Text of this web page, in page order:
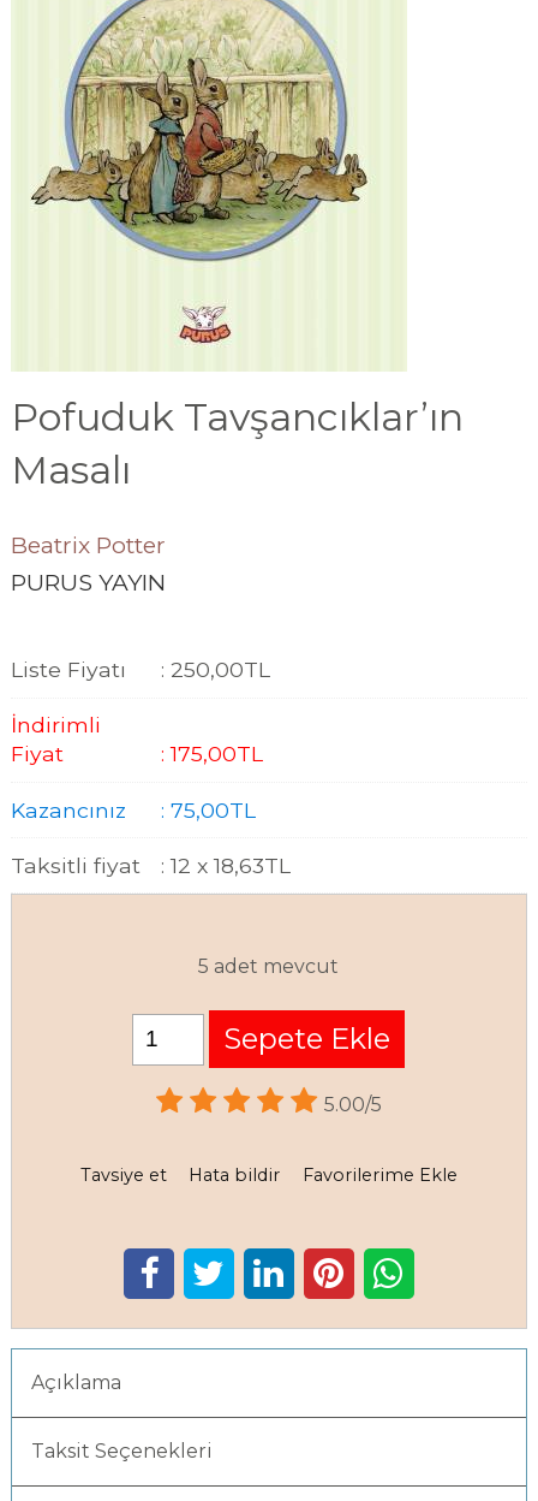
Pofuduk Tavşancıklar’ın
Masalı
Beatrix Potter
PURUS YAYIN
Liste Fiyatı : 250,00TL
İndirimli
Fiyat
:175,00TL
Kazancınız : 75,00TL
Taksitli fiyat : 12 x 18,63TL
5 adet mevcut
Sepete Ekle
5.00/5
Tavsiye et Hata bildir Favorilerime Ekle
Açıklama
Taksit Seçenekleri